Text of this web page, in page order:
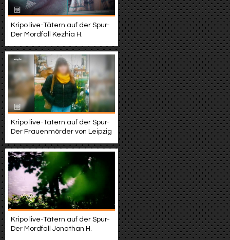
Kripo live-Tätern auf der Spur-
Der Mordfall Kezhia H.
Kripo live-Tätern auf der Spur-
Der Frauenmörder von Leipzig
Kripo live-Tätern auf der Spur-
Der Mordfall Jonathan H.